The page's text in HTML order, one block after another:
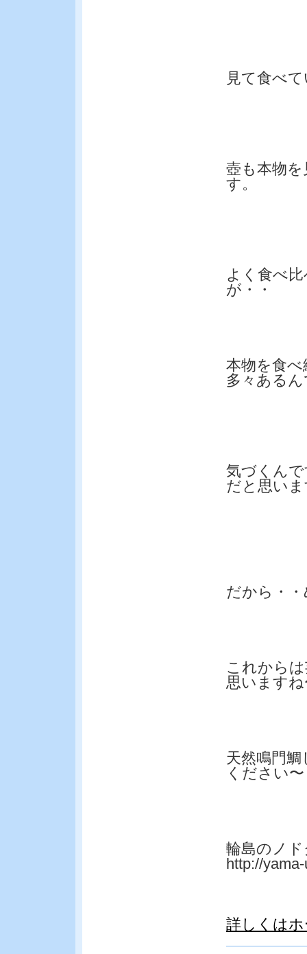
見て食べ
壺も本物
す。
よく食べ
が・・
本物を食
多々ある
気づくん
だと思い
だから・
これから
思いますね
天然鳴門
ください〜
輪島のノ
http://
詳しくは